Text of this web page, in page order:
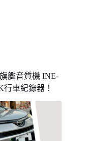
艦音質機 INE-
車紀錄器！